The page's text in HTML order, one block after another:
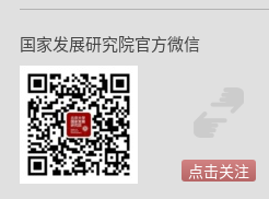
国家发展研究院官方微信
点击关注